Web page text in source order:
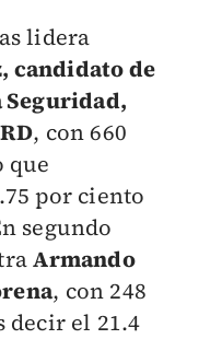
lidera
candidato de
Seguridad,
, con 660
que
por ciento
segundo
Armando
, con 248
decir el 21.4